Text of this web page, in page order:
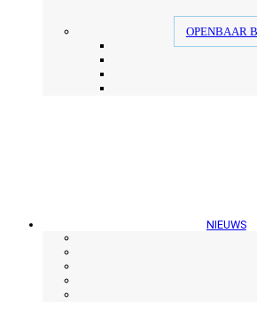
OPENBAAR
NIEUWS